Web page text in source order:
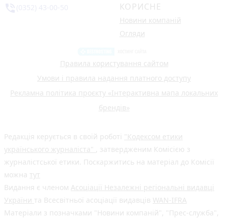
КОРИСНЕ
Новини компаній
Огляди
Правила користування сайтом
Умови і правила надання платного доступу
Рекламна політика проєкту «Інтерактивна мапа локальних
брендів»
Редакція керується в своїй роботі "Кодексом етики
українського журналіста" , затвердженим Комісією з
журналістської етики. Поскаржитись на матеріал до Комісії
можна тут
Видання є членом Асоціації Незалежні регіональні видавці
України та Всесвітньої асоціації видавців WAN-IFRA
Матеріали з позначками "Новини компаній", "Прес-служба",